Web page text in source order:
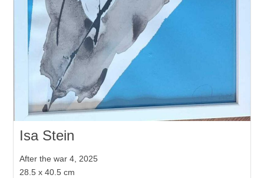
Isa Stein
After the war 4, 2025
28.5 x 40.5 cm